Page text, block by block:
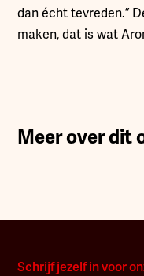
dan écht tevreden.”
maken, dat is wat
Meer over dit
Schrijf jezelf in voor